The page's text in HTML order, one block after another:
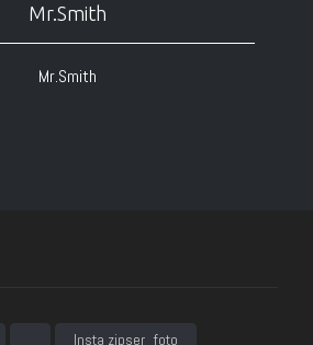
Mr.Smith
Mr.Smith
Insta zipser_foto